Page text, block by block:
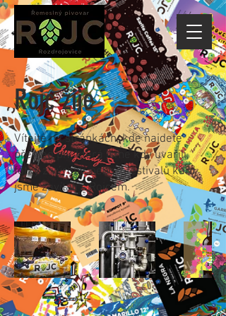
Rojc žije
Vítejte na stránkách, kde najdete
přehled piv, která jsme kdy uvařili,
fotky z výroby, nebo z festivalů kam
jsme zavítali s Rojcem.